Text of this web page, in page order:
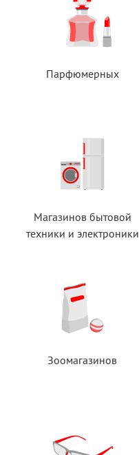
Парфюмерных
Магазинов бытовой
техники и электроники
Зоомагазинов